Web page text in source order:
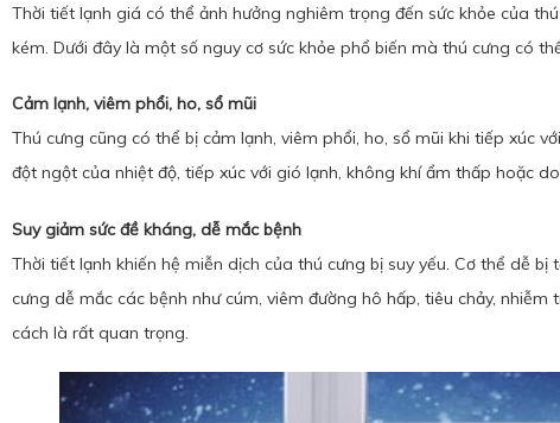
Thời tiết lạnh giá có thể ảnh hưởng nghiêm trọng đến sức khỏe của
kém. Dưới đây là một số nguy cơ sức khỏe phổ biến mà thú cưng có
Cảm lạnh, viêm phổi, ho, sổ mũi
Thú cưng cũng có thể bị cảm lạnh, viêm phổi, ho, sổ mũi khi tiếp xúc
đột ngột của nhiệt độ, tiếp xúc với gió lạnh, không khí ẩm thấp hoặc
Suy giảm sức đề kháng, dễ mắc bệnh
Thời tiết lạnh khiến hệ miễn dịch của thú cưng bị suy yếu. Cơ thể dễ
cưng dễ mắc các bệnh như cúm, viêm đường hô hấp, tiêu chảy,
cách là rất quan trọng.